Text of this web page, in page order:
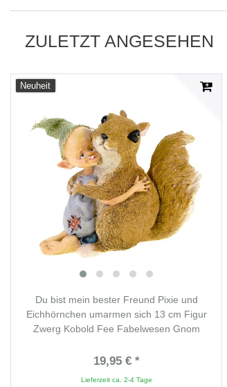
ZULETZT ANGESEHEN
Neuheit
Du bist mein bester Freund Pixie und
Eichhörnchen umarmen sich 13 cm Figur
Zwerg Kobold Fee Fabelwesen Gnom
19,95 € *
Lieferzeit ca. 2-4 Tage